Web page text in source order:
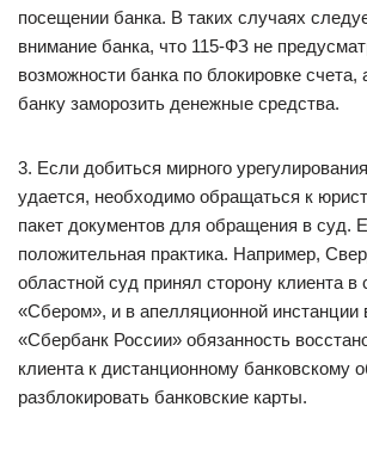
посещении банка. В таких случаях
внимание банка, что 115-ФЗ не
возможности банка по блокировке
банку заморозить денежные средства.
3. Если добиться мирного
удается, необходимо обращаться к
пакет документов для обращения в суд.
положительная практика. Например,
областной суд принял сторону клиента в
«Сбером», и в апелляционной инстанции
«Сбербанк России» обязанность
клиента к дистанционному банковскому
разблокировать банковские карты.